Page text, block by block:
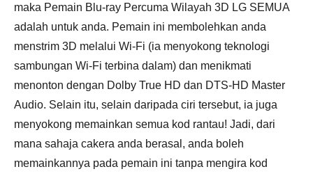
maka Pemain Blu-ray Percuma Wilayah 3D LG SEMUA
adalah untuk anda. Pemain ini membolehkan anda
menstrim 3D melalui Wi-Fi (ia menyokong teknologi
sambungan Wi-Fi terbina dalam) dan menikmati
menonton dengan Dolby True HD dan DTS-HD Master
Audio. Selain itu, selain daripada ciri tersebut, ia juga
menyokong memainkan semua kod rantau! Jadi, dari
mana sahaja cakera anda berasal, anda boleh
memainkannya pada pemain ini tanpa mengira kod